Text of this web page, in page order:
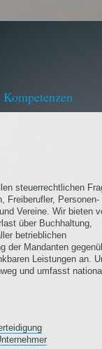
Kompetenzen
steuerrechtlichen
Freiberufler, Personen-
Vereine. Wir bieten
über Buchhaltung,
betrieblichen
der Mandanten
Leistungen an.
und umfasst